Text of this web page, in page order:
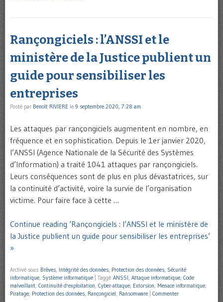
Rançongiciels : l’ANSSI et le
ministère de la Justice publient un
guide pour sensibiliser les
entreprises
Posté par Benoît RIVIERE le 9 septembre 2020, 7:28 am
Les attaques par rançongiciels augmentent en nombre, en
fréquence et en sophistication. Depuis le 1er janvier 2020,
l’ANSSI (Agence Nationale de la Sécurité des Systèmes
d’Information) a traité 1041 attaques par rançongiciels.
Leurs conséquences sont de plus en plus dévastatrices, sur
la continuité d’activité, voire la survie de l’organisation
victime. Pour faire face à cette …
Continue reading ‘Rançongiciels : l’ANSSI et le ministère de
la Justice publient un guide pour sensibiliser les entreprises’
»
Archivé sous Brèves Intégrité des données Protection des données Sécurité
informatique Système informatique Taggé ANSSI Attaque informatique Code
malveillant Continuité d'exploitation Cyber-attaque Extorsion Menace informatique
Piratage Protection des données Rançongiciel Ransomware Commenter